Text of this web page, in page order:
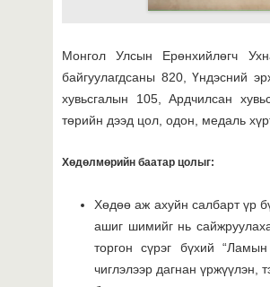
Монгол Улсын Ерөнхийлөгч
байгуулагдсаны 820, Үндэсний
хувьсгалын 105, Ардчилсан
төрийн дээд цол, одон, медаль
Хөдөлмөрийн баатар цолыг:
Хөдөө аж ахуйн салбарт үр
ашиг шимийг нь
торгон сүрэг бүхий
чиглэлээр дагнан үржүүлэн,